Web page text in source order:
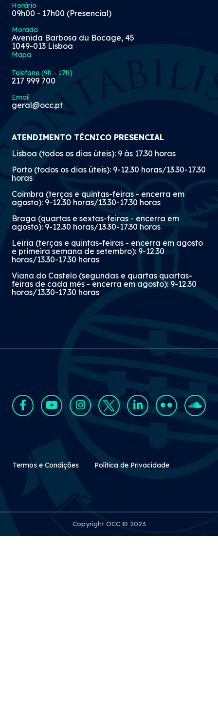
Horário
09h00 - 17h00 (Presencial)
Morada
Avenida Barbosa du Bocage, 45
1049-013 Lisboa
Mapa
Telefone (9h - 17h)
217 999 700
Email
geral@occ.pt
ATENDIMENTO TÉCNICO PRESENCIAL
Lisboa (todos os dias úteis): 9 às 17.30 horas
Porto (todos os dias úteis): 9-12.30 horas/13.30-17.30
horas
Coimbra (terças e quintas-feiras - encerra em
agosto): 9-12.30 horas/13.30-17.30 horas
Braga (quartas e sextas-feiras - encerra em
agosto): 9-12.30 horas/13.30-17.30 horas
Leiria (terças e quintas-feiras - encerra em agosto
e primeira semana de setembro): 9-12.30
horas/13.30-17.30 horas
Viana do Castelo (segundas e quartas quartas-
feiras de cada mês - encerra em agosto): 9-12.30
horas/13.30-17.30 horas
Rodapé Secundário
Termos e Condições Política de Privacidade
Copyright OCC © 2023